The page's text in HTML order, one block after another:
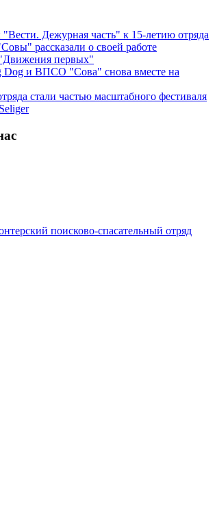
Дежурная часть" к 15-летию отряда
рассказали о своей работе
первых"
Dog и ВПСО "Сова" снова вместе на
стали частью масштабного фестиваля
поисково-спасательный отряд